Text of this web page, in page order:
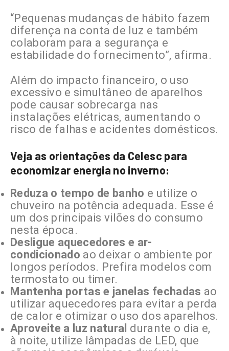
“Pequenas mudanças de hábito fazem
diferença na conta de luz e também
colaboram para a segurança e
estabilidade do fornecimento”, afirma.
Além do impacto financeiro, o uso
excessivo e simultâneo de aparelhos
pode causar sobrecarga nas
instalações elétricas, aumentando o
risco de falhas e acidentes domésticos.
Veja as orientações da Celesc para
economizar energia no inverno:
Reduza o tempo de banho e utilize o
chuveiro na potência adequada. Esse é
um dos principais vilões do consumo
nesta época.
Desligue aquecedores e ar-
condicionado ao deixar o ambiente por
longos períodos. Prefira modelos com
termostato ou timer.
Mantenha portas e janelas fechadas ao
utilizar aquecedores para evitar a perda
de calor e otimizar o uso dos aparelhos.
Aproveite a luz natural durante o dia e,
à noite, utilize lâmpadas de LED, que